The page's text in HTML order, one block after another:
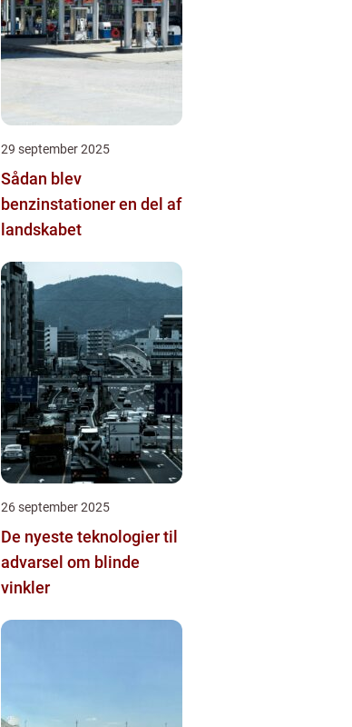
29 september 2025
Sådan blev
benzinstationer en del af
landskabet
26 september 2025
De nyeste teknologier til
advarsel om blinde
vinkler